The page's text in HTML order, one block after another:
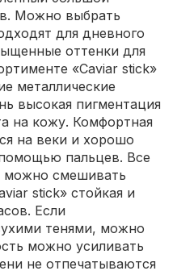
Можно выбрать
для дневного
оттенки для
«Caviar stick»
металлические
высокая пигментация
на кожу. Комфортная
на веки и хорошо
пальцев. Все
можно смешивать
stick» стойкая и
Если
тенями, можно
можно усиливать
не отпечатываются